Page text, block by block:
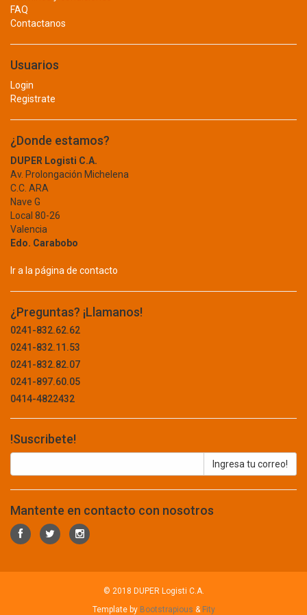
PEGAMENTO
SONIDO
BOMBAS
ACCESORIOS
CENTRIFUGA
SUMERGIBLE
TRASEGAR
ACCESORIOS
ALMACENAMIENTO
BANDEJA PARA CPU
CABLE
CONSUMIBLE
IMPRESORAS
LAPTOP
PILAS RECARGABLES
ANDIS
ARTIC
AVTEK
AYA
BARCKLY
BEARGRIP
BELFLEX
BELLOTA
BELT-G
BENOTTO
BEST VALUE
BHALARIA
BIOTECH
BITUPLAST
BLACK AND DECKER
BLUE CROSS
BLUELOCK
BOEHRINGER INGELHEIM
BOND
BOSSMAN TOOLS
BRENTWOOD
FAQ
Contactanos
Usuarios
Login
Registrate
¿Donde estamos?
DUPER Logisti C.A.
Av. Prolongación Michelena
C.C. ARA
Nave G
Local 80-26
Valencia
Edo. Carabobo
Ir a la página de contacto
¿Preguntas? ¡Llamanos!
0241-832.62.62
0241-832.11.53
0241-832.82.07
0241-897.60.05
0414-4822432
!Suscribete!
Mantente en contacto con nosotros
© 2018 DUPER Logisti C.A.
Template by Bootstrapious & Fity